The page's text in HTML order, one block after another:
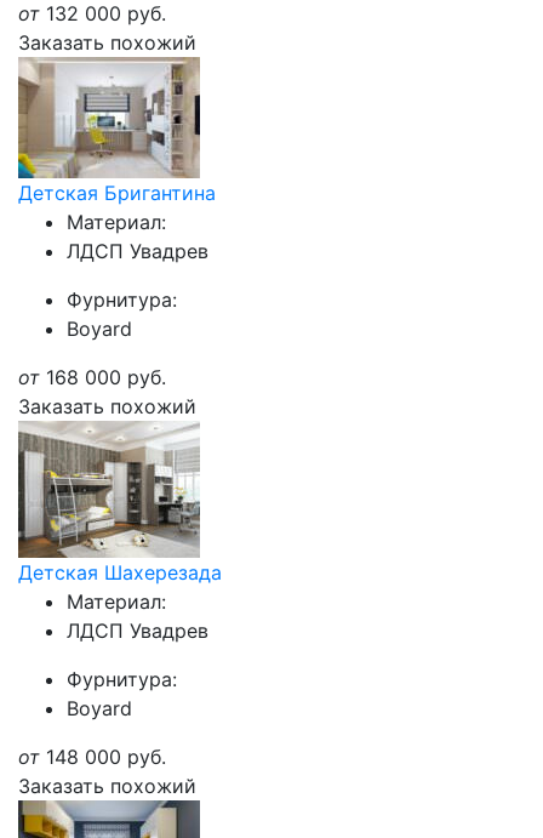
от 132 000 руб.
Заказать похожий
Детская Бригантина
Материал:
ЛДСП Увадрев
Фурнитура:
Boyard
от 168 000 руб.
Заказать похожий
Детская Шахерезада
Материал:
ЛДСП Увадрев
Фурнитура:
Boyard
от 148 000 руб.
Заказать похожий